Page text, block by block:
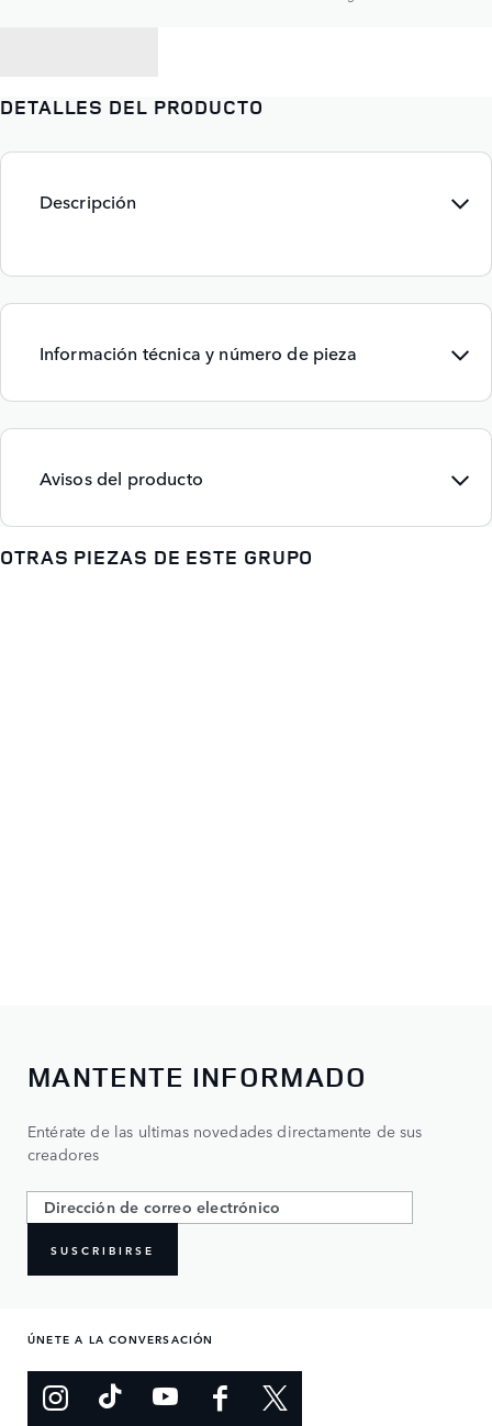
DETALLES DEL PRODUCTO
Descripción
Información técnica y número de pieza
Avisos del producto
OTRAS PIEZAS DE ESTE GRUPO
MANTENTE INFORMADO
Entérate de las ultimas novedades directamente de sus
creadores
SUSCRIBIRSE
ÚNETE A LA CONVERSACIÓN